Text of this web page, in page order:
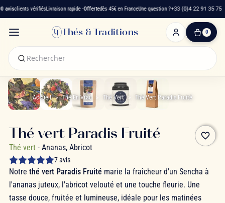
clients vérifiésLivraison rapide -Offertedès 45€ en FranceUne question ?+33 (0)4 22 91 35 75
Thés & Traditions 0
0
panier
Accueil Thé En Vrac Thé Vert Thé Vert Paradis Fruité
favorite_border
Thé vert Paradis Fruité
Thé vert - Ananas, Abricot
7 avis
Notre thé vert Paradis Fruité marie la fraîcheur d'un Sencha à
l'ananas juteux, l'abricot velouté et une touche fleurie. Une
tasse douce, fruitée et lumineuse, idéale pour les matinées